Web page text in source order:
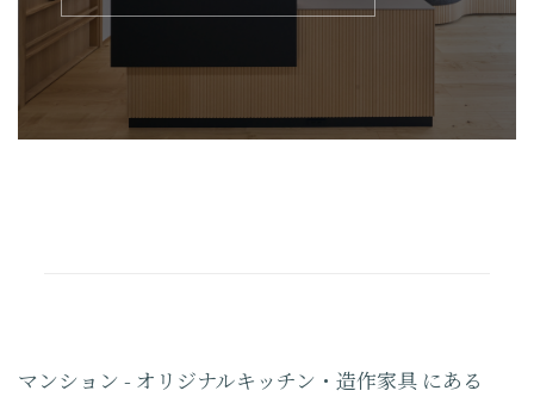
マンション - オリジナルキッチン・造作家具 にある